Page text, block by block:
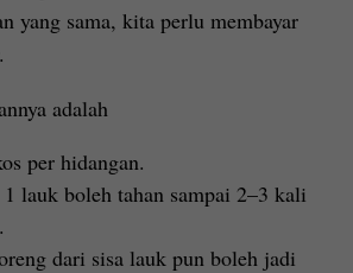
yang sama, kita perlu membayar
adalah
per hidangan.
lauk boleh tahan sampai 2–3 kali
dari sisa lauk pun boleh jadi